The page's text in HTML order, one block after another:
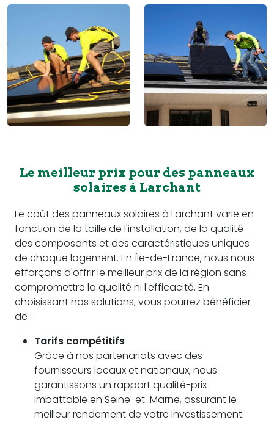
Le meilleur prix pour des panneaux
solaires à Larchant
Le coût des panneaux solaires à Larchant varie en
fonction de la taille de l'installation, de la qualité
des composants et des caractéristiques uniques
de chaque logement. En Île-de-France, nous nous
efforçons d'offrir le meilleur prix de la région sans
compromettre la qualité ni l'efficacité. En
choisissant nos solutions, vous pourrez bénéficier
de :
Tarifs compétitifs
Grâce à nos partenariats avec des
fournisseurs locaux et nationaux, nous
garantissons un rapport qualité-prix
imbattable en Seine-et-Marne, assurant le
meilleur rendement de votre investissement.